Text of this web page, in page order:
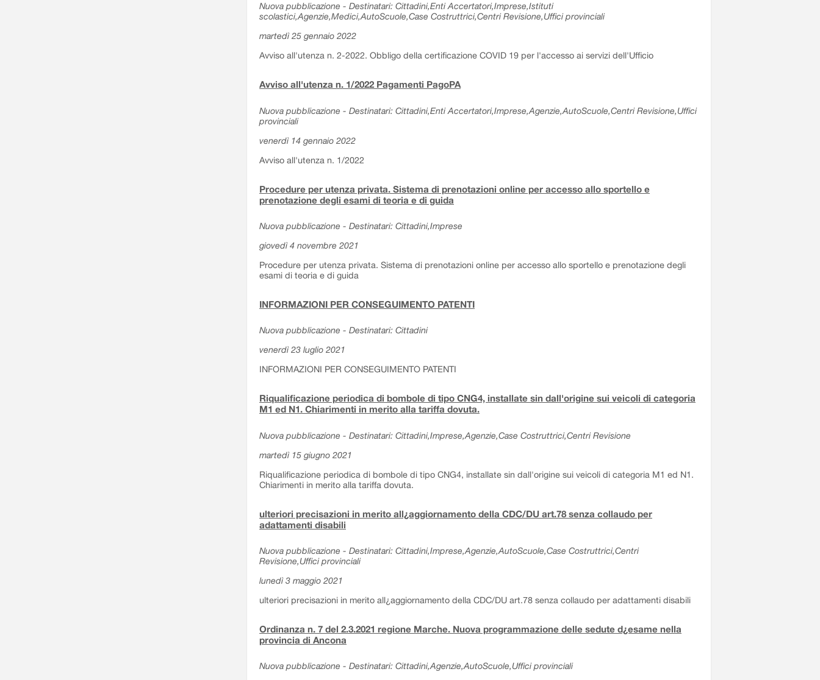
Nuova pubblicazione - Destinatari: Cittadini,Enti Accertatori,Imprese,Istituti
scolastici,Agenzie,Medici,AutoScuole,Case Costruttrici,Centri Revisione,Uffici provinciali
martedì 25 gennaio 2022
Avviso all'utenza n. 2-2022. Obbligo della certificazione COVID 19 per l'accesso ai servizi dell'Ufficio
Avviso all'utenza n. 1/2022 Pagamenti PagoPA
Nuova pubblicazione - Destinatari: Cittadini,Enti Accertatori,Imprese,Agenzie,AutoScuole,Centri Revisione,Uffici
provinciali
venerdì 14 gennaio 2022
Avviso all'utenza n. 1/2022
Procedure per utenza privata. Sistema di prenotazioni online per accesso allo sportello e
prenotazione degli esami di teoria e di guida
Nuova pubblicazione - Destinatari: Cittadini,Imprese
giovedì 4 novembre 2021
Procedure per utenza privata. Sistema di prenotazioni online per accesso allo sportello e prenotazione degli
esami di teoria e di guida
INFORMAZIONI PER CONSEGUIMENTO PATENTI
Nuova pubblicazione - Destinatari: Cittadini
venerdì 23 luglio 2021
INFORMAZIONI PER CONSEGUIMENTO PATENTI
Riqualificazione periodica di bombole di tipo CNG4, installate sin dall'origine sui veicoli di categoria
M1 ed N1. Chiarimenti in merito alla tariffa dovuta.
Nuova pubblicazione - Destinatari: Cittadini,Imprese,Agenzie,Case Costruttrici,Centri Revisione
martedì 15 giugno 2021
Riqualificazione periodica di bombole di tipo CNG4, installate sin dall'origine sui veicoli di categoria M1 ed N1.
Chiarimenti in merito alla tariffa dovuta.
ulteriori precisazioni in merito all¿aggiornamento della CDC/DU art.78 senza collaudo per
adattamenti disabili
Nuova pubblicazione - Destinatari: Cittadini,Imprese,Agenzie,AutoScuole,Case Costruttrici,Centri
Revisione,Uffici provinciali
lunedì 3 maggio 2021
ulteriori precisazioni in merito all¿aggiornamento della CDC/DU art.78 senza collaudo per adattamenti disabili
Ordinanza n. 7 del 2.3.2021 regione Marche. Nuova programmazione delle sedute d¿esame nella
provincia di Ancona
Nuova pubblicazione - Destinatari: Cittadini,Agenzie,AutoScuole,Uffici provinciali